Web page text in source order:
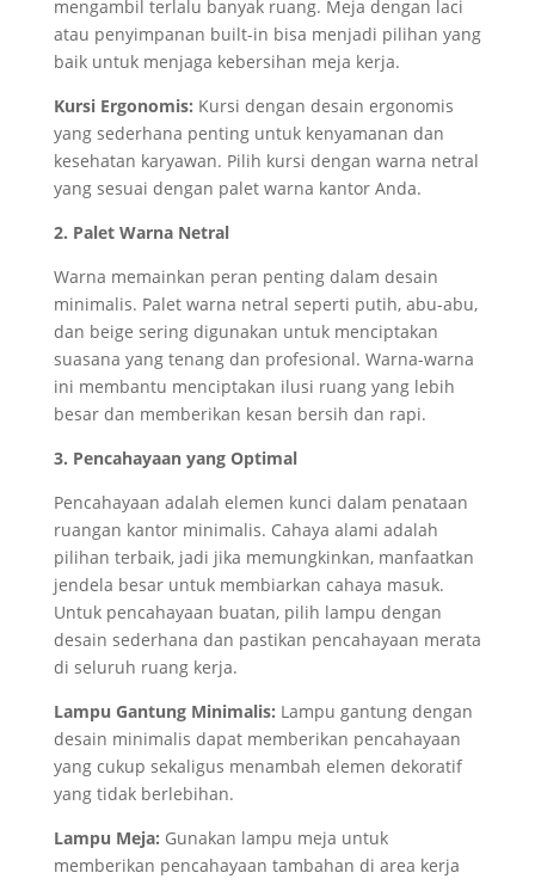
mengambil terlalu banyak ruang. Meja dengan laci
atau penyimpanan built-in bisa menjadi pilihan yang
baik untuk menjaga kebersihan meja kerja.
Kursi Ergonomis: Kursi dengan desain ergonomis
yang sederhana penting untuk kenyamanan dan
kesehatan karyawan. Pilih kursi dengan warna netral
yang sesuai dengan palet warna kantor Anda.
2. Palet Warna Netral
Warna memainkan peran penting dalam desain
minimalis. Palet warna netral seperti putih, abu-abu,
dan beige sering digunakan untuk menciptakan
suasana yang tenang dan profesional. Warna-warna
ini membantu menciptakan ilusi ruang yang lebih
besar dan memberikan kesan bersih dan rapi.
3. Pencahayaan yang Optimal
Pencahayaan adalah elemen kunci dalam penataan
ruangan kantor minimalis. Cahaya alami adalah
pilihan terbaik, jadi jika memungkinkan, manfaatkan
jendela besar untuk membiarkan cahaya masuk.
Untuk pencahayaan buatan, pilih lampu dengan
desain sederhana dan pastikan pencahayaan merata
di seluruh ruang kerja.
Lampu Gantung Minimalis: Lampu gantung dengan
desain minimalis dapat memberikan pencahayaan
yang cukup sekaligus menambah elemen dekoratif
yang tidak berlebihan.
Lampu Meja: Gunakan lampu meja untuk
memberikan pencahayaan tambahan di area kerja